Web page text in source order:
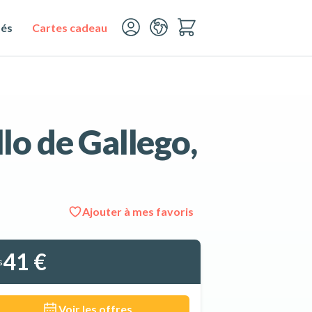
Cartes cadeau
de Gallego,
Ajouter à mes favoris
Voir les 7 photos
41 €
Voir les offres